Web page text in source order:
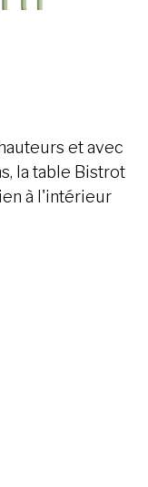
et avec
la table Bistrot
à l'intérieur